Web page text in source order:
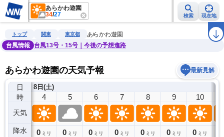
あらかわ遊園
34/27 検索 現在地
雨雲レーダー 台風情報 地震情報 ラ
トップ 関東 東京都
あらかわ遊園
台風情報
台風13号・15号｜今後の予想進路
あらかわ遊園の天気予報 最新見解
日
時
天気
降水
8日(土)
3
0ミリ
4
0 ミリ
5
0 ミリ
6
0 ミリ
7
0 ミリ
8
0 ミリ
9
0 ミリ
10
0 ミリ